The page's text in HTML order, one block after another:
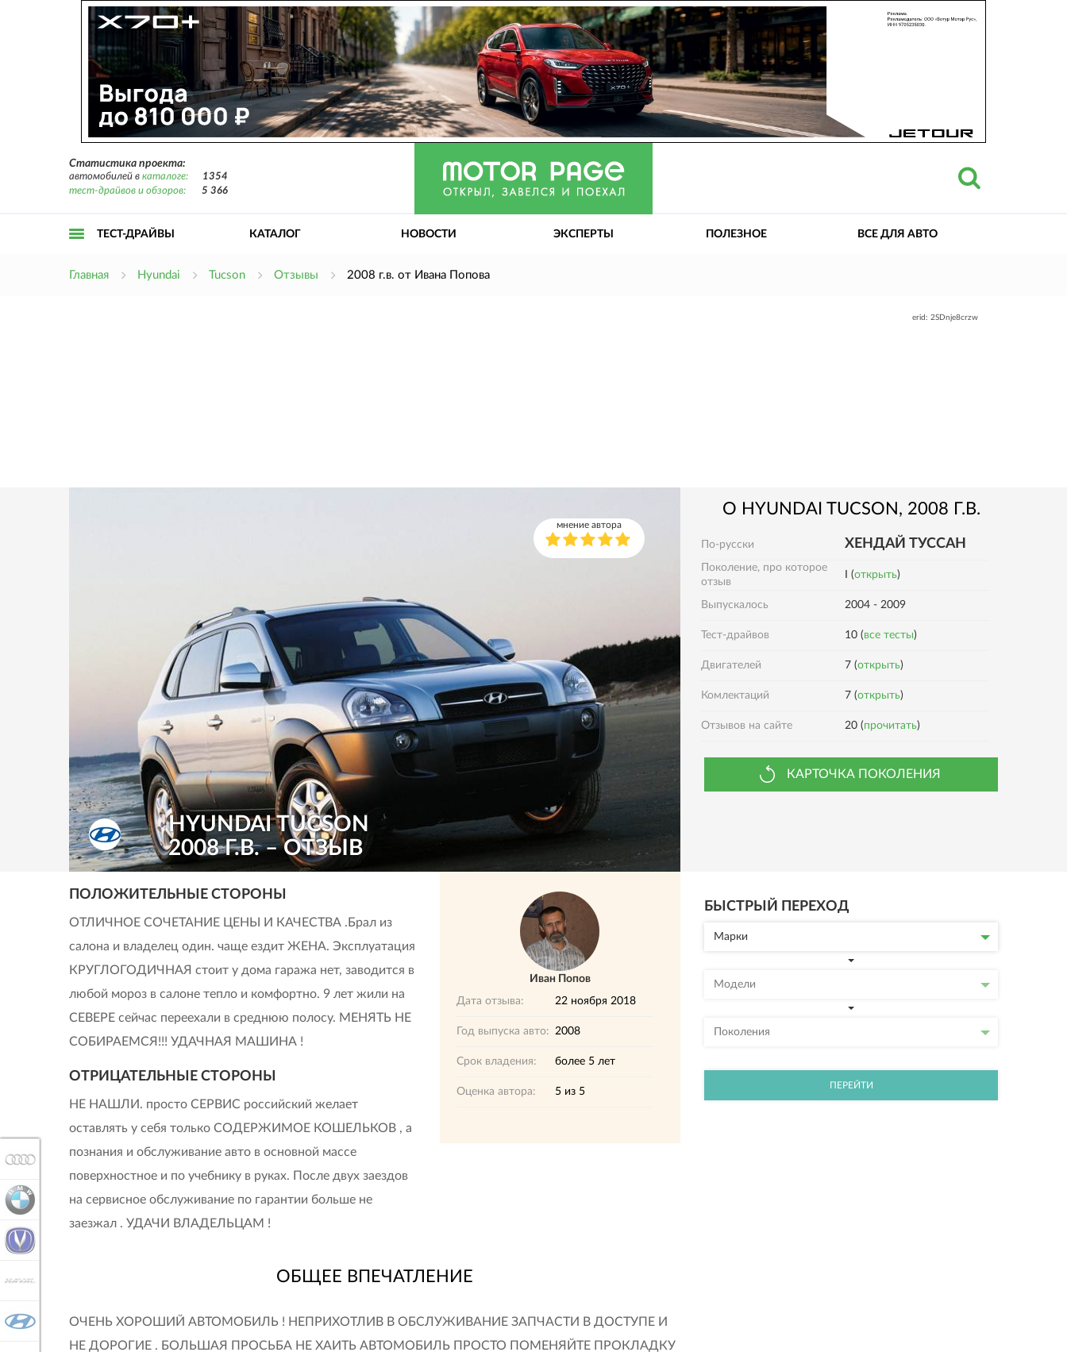
Статистика проекта:
автомобилей в каталоге:
1354
тест-драйвов и обзоров:
5 366
ТЕСТ-ДРАЙВЫ КАТАЛОГ НОВОСТИ ЭКСПЕРТЫ ПОЛЕЗНОЕ ВСЕ ДЛЯ АВТО
Главная Hyundai Tucson Отзывы 2008 г.в. от Ивана Попова
erid: 2SDnje8crzw
HYUNDAI TUCSON
2008 Г.В. – ОТЗЫВ
мнение автора
О HYUNDAI TUCSON , 2008 Г.В.
По-русски ХЕНДАЙ ТУССАН
Поколение, про которое
отзыв
I (открыть)
Выпускалось 2004 - 2009
Тест-драйвов 10 (все тесты)
Двигателей 7 (открыть)
Комлектаций 7 (открыть)
Отзывов на сайте 20 (прочитать)
КАРТОЧКА ПОКОЛЕНИЯ
ПОЛОЖИТЕЛЬНЫЕ СТОРОНЫ
ОТЛИЧНОЕ СОЧЕТАНИЕ ЦЕНЫ И КАЧЕСТВА .Брал из
салона и владелец один. чаще ездит ЖЕНА. Эксплуатация
КРУГЛОГОДИЧНАЯ стоит у дома гаража нет, заводится в
любой мороз в салоне тепло и комфортно. 9 лет жили на
СЕВЕРЕ сейчас переехали в среднюю полосу. МЕНЯТЬ НЕ
СОБИРАЕМСЯ!!! УДАЧНАЯ МАШИНА !
ОТРИЦАТЕЛЬНЫЕ СТОРОНЫ
НЕ НАШЛИ. просто СЕРВИС российский желает
оставлять у себя только СОДЕРЖИМОЕ КОШЕЛЬКОВ , а
познания и обслуживание авто в основной массе
поверхностное и по учебнику в руках. После двух заездов
на сервисное обслуживание по гарантии больше не
заезжал . УДАЧИ ВЛАДЕЛЬЦАМ !
Иван Попов
Дата отзыва: 22 ноября 2018
Год выпуска авто: 2008
Срок владения: более 5 лет
Оценка автора: 5из 5
ОБЩЕЕ ВПЕЧАТЛЕНИЕ
ОЧЕНЬ ХОРОШИЙ АВТОМОБИЛЬ ! НЕПРИХОТЛИВ В ОБСЛУЖИВАНИЕ ЗАПЧАСТИ В ДОСТУПЕ И
НЕ ДОРОГИЕ . БОЛЬШАЯ ПРОСЬБА НЕ ХАИТЬ АВТОМОБИЛЬ ПРОСТО ПОМЕНЯЙТЕ ПРОКЛАДКУ
БЫСТРЫЙ ПЕРЕХОД
Марки
Модели
Поколения
ПЕРЕЙТИ
AUDI
BMW
HYUNDAI